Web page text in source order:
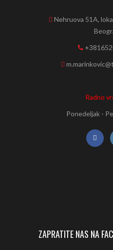
Nehruova 51A,
Radno
Ponedeljak -
ZAPRATITE NAS NA